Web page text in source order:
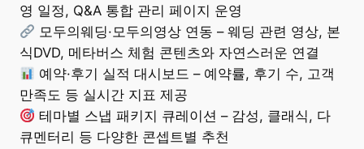
영 일정, Q&A 통합 관리 페이지 운영
모두의웨딩·모두의영상 연동 – 웨딩 관련 영상, 본
식DVD, 메타버스 체험 콘텐츠와 자연스러운 연결
예약·후기 실적 대시보드 – 예약률, 후기 수, 고객
만족도 등 실시간 지표 제공
테마별 스냅 패키지 큐레이션 – 감성, 클래식, 다
큐멘터리 등 다양한 콘셉트별 추천